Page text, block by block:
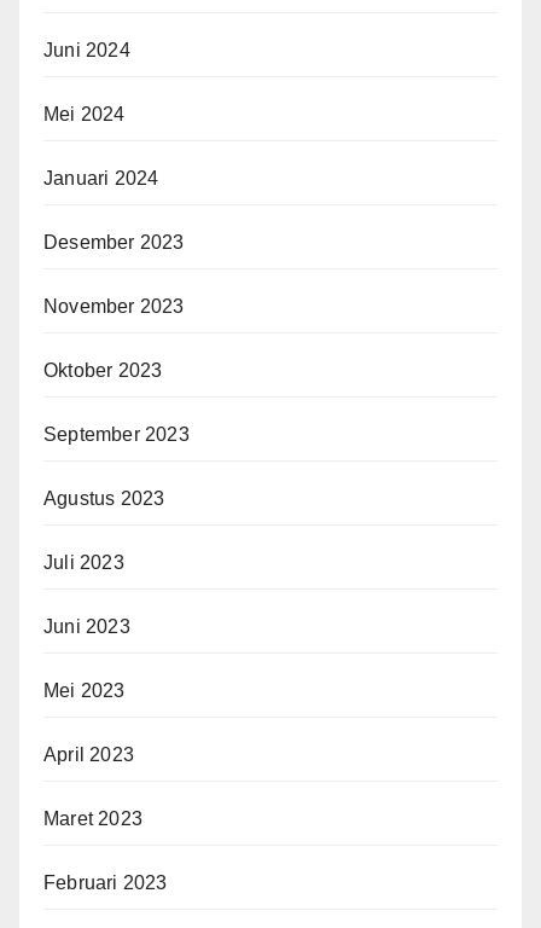
Juni 2024
Mei 2024
Januari 2024
Desember 2023
November 2023
Oktober 2023
September 2023
Agustus 2023
Juli 2023
Juni 2023
Mei 2023
April 2023
Maret 2023
Februari 2023